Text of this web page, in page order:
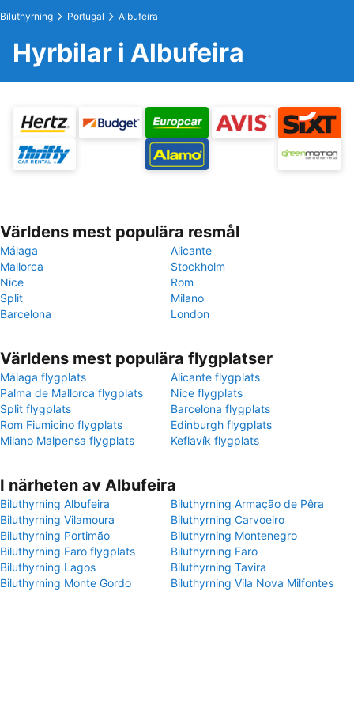
Biluthyrning Portugal Albufeira
Hyrbilar i Albufeira
Världens mest populära resmål
Málaga
Alicante
Mallorca
Stockholm
Nice
Rom
Split
Milano
Barcelona
London
Världens mest populära flygplatser
Málaga flygplats
Alicante flygplats
Palma de Mallorca flygplats
Nice flygplats
Split flygplats
Barcelona flygplats
Rom Fiumicino flygplats
Edinburgh flygplats
Milano Malpensa flygplats
Keflavík flygplats
I närheten av Albufeira
Biluthyrning Albufeira
Biluthyrning Armação de Pêra
Biluthyrning Vilamoura
Biluthyrning Carvoeiro
Biluthyrning Portimão
Biluthyrning Montenegro
Biluthyrning Faro flygplats
Biluthyrning Faro
Biluthyrning Lagos
Biluthyrning Tavira
Biluthyrning Monte Gordo
Biluthyrning Vila Nova Milfontes